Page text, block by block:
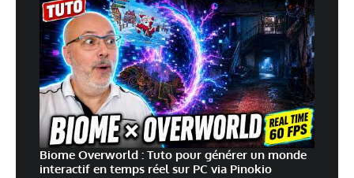
Biome Overworld : Tuto pour générer un monde
interactif en temps réel sur PC via Pinokio